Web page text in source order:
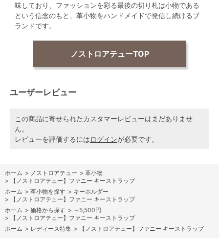
味しており、ファッションを彩る最後の切り札は小物である
という信念のもと、革小物をハンドメイドで発信し続けるブ
ランドです。
ノストロアテューTOP
ユーザーレビュー
この商品に寄せられたカスタマーレビューはまだありませ
ん。
レビューを評価するにはログインが必要です。
ホーム > ノストロアテュー > 革小物
>
【ノストロアテュー】ファニー キーストラップ
ホーム > 革小物を探す > キーホルダー
>
【ノストロアテュー】ファニー キーストラップ
ホーム > 価格から探す > ～5,500円
>
【ノストロアテュー】ファニー キーストラップ
ホーム > レディース特集 > 【ノストロアテュー】ファニー キーストラップ